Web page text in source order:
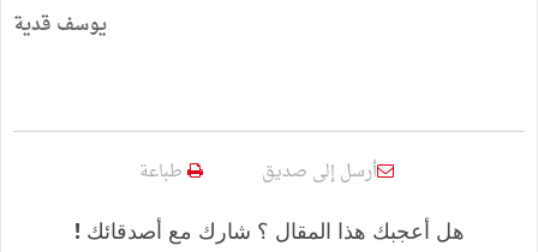
يوسف قدية
أرسل إلى صديق طباعة
هل أعجبك هذا المقال ؟ شارك مع أصدقائك !